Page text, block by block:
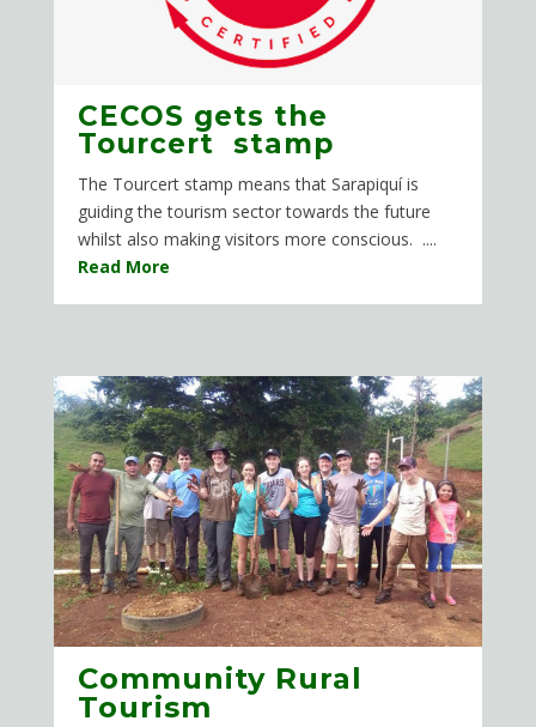
CECOS gets the
Tourcert stamp
The Tourcert stamp means that Sarapiquí is
guiding the tourism sector towards the future
whilst also making visitors more conscious. ....
Read More
Community Rural
Tourism